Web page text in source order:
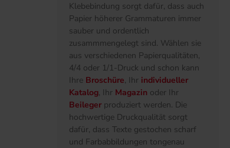
Klebebindung sorgt dafür, dass auch
Papier höherer Grammaturen immer
sauber und ordentlich
zusammmengelegt sind. Wählen sie
aus verschiedenen Papierqualitäten,
4/4 oder 1/1-Druck und schon kann
Ihre Broschüre, Ihr individueller
Katalog, Ihr Magazin oder Ihr
Beileger produziert werden. Die
hochwertige Druckqualität sorgt
dafür, dass Texte gestochen scharf
und Farbabbildungen tongenau